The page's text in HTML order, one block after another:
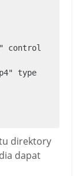
control
direktory
dapat